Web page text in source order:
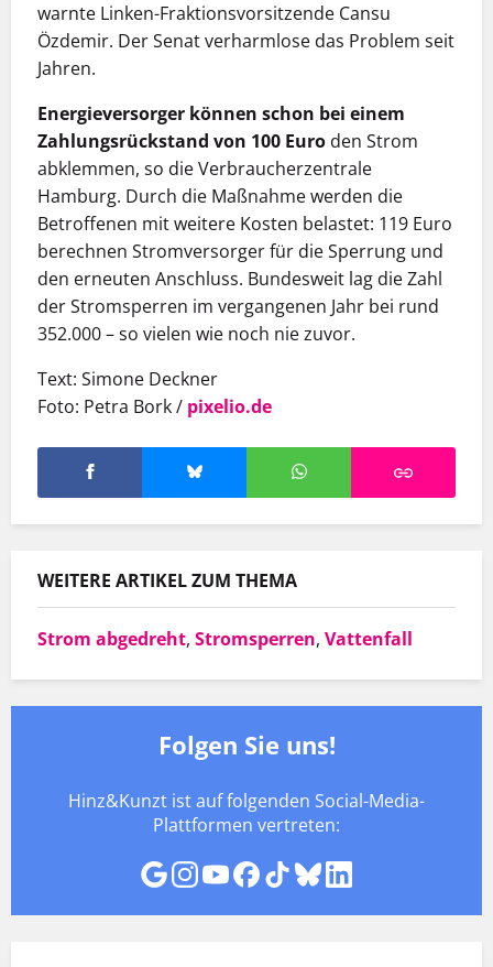
warnte Linken-Fraktionsvorsitzende Cansu
Özdemir. Der Senat verharmlose das Problem seit
Jahren.
Energieversorger können schon bei einem
Zahlungsrückstand von 100 Euro den Strom
abklemmen, so die Verbraucherzentrale
Hamburg. Durch die Maßnahme werden die
Betroffenen mit weitere Kosten belastet: 119 Euro
berechnen Stromversorger für die Sperrung und
den erneuten Anschluss. Bundesweit lag die Zahl
der Stromsperren im vergangenen Jahr bei rund
352.000 – so vielen wie noch nie zuvor.
Text: Simone Deckner
Foto: Petra Bork / pixelio.de
WEITERE ARTIKEL ZUM THEMA
Strom abgedreht, Stromsperren, Vattenfall
Folgen Sie uns!
Hinz&Kunzt ist auf folgenden Social-Media-
Plattformen vertreten: